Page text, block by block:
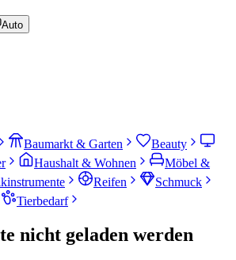
Auto
Baumarkt & Garten
Beauty
Haushalt & Wohnen
Möbel &
Reifen
Schmuck
Tierbedarf
nicht geladen werden